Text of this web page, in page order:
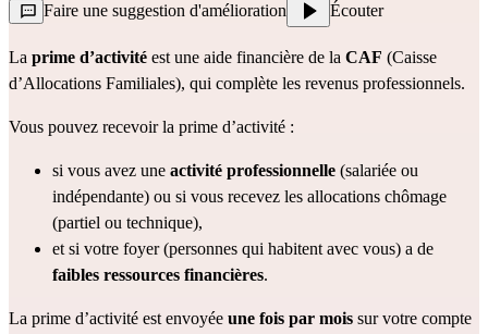
Faire une suggestion d'amélioration Écouter
La prime d’activité est une aide financière de la CAF (Caisse
d’Allocations Familiales), qui complète les revenus professionnels.
Vous pouvez recevoir la prime d’activité :
si vous avez une activité professionnelle (salariée ou
indépendante) ou si vous recevez les allocations chômage
(partiel ou technique),
et si votre foyer (personnes qui habitent avec vous) a de
faibles ressources financières.
La prime d’activité est envoyée une fois par mois sur votre compte